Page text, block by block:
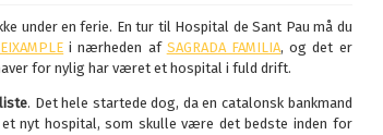
under en ferie. En tur til Hospital de Sant Pau må du
i nærheden af SAGRADA FAMILIA, og det er
for nylig har været et hospital i fuld drift.
. Det hele startede dog, da en catalonsk bankmand
nyt hospital, som skulle være det bedste inden for